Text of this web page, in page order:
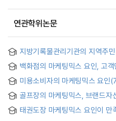
연관학위논문
지방기록물관리기관의 지역주
Revitalization of Exhibition
Local Archives: Applying STP
7P's
백화점의 마케팅믹스 요인, 고
Among 4P's Mix, Customers'
and Behavior Intention:
Korea and China Customers
미용소비자의 마케팅믹스 요인
Quality in Connection
Beauty Service Customer,
Behavior lntention
골프장의 마케팅믹스, 브랜드자
태권도장 마케팅믹스 요인이